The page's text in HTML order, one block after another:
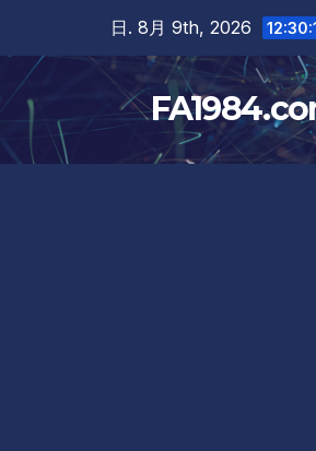
content
日. 8月 9th, 2026